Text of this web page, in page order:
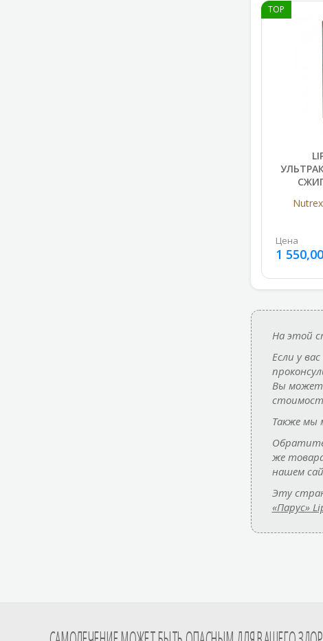
Цена
1 550,00
TOP
На этой
Если у
Вы
Также мы
же
нашем
Эту
«Парус»